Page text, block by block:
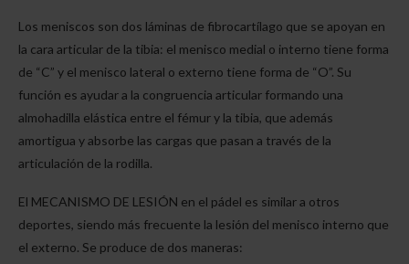
Los meniscos son dos láminas de fibrocartílago que se apoyan en
la cara articular de la tibia: el menisco medial o interno tiene forma
de “C” y el menisco lateral o externo tiene forma de “O”. Su
función es ayudar a la congruencia articular formando una
almohadilla elástica entre el fémur y la tibia, que además
amortigua y absorbe las cargas que pasan a través de la
articulación de la rodilla.
El MECANISMO DE LESIÓN en el pádel es similar a otros
deportes, siendo más frecuente la lesión del menisco interno que
el externo. Se produce de dos maneras: